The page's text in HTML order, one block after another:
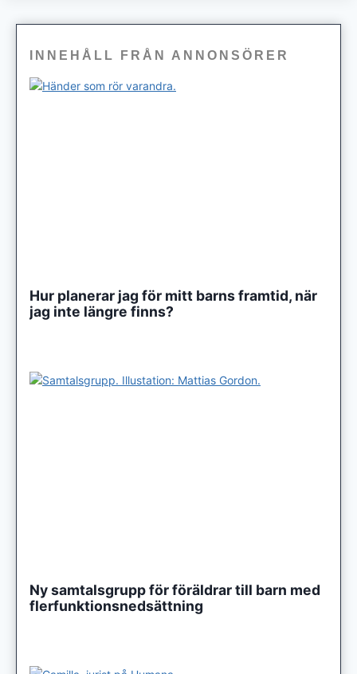
INNEHÅLL FRÅN ANNONSÖRER
Hur planerar jag för mitt barns framtid, när
jag inte längre finns?
Ny samtalsgrupp för föräldrar till barn med
flerfunktionsnedsättning